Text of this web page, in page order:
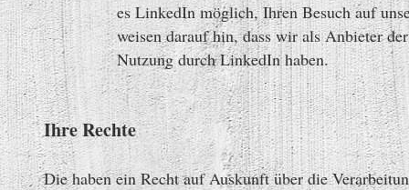
es LinkedIn möglich, Ihren Besuch auf
weisen darauf hin, dass wir als Anbieter
Nutzung durch LinkedIn haben.
Ihre Rechte
Die haben ein Recht auf Auskunft über die